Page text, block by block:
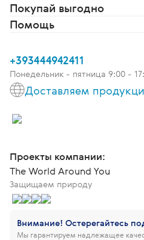
Покупай выгодно
Помощь
+393444942411
Понедельник - пятница 9:00 -
Доставляем
Проекты компании:
The World Around You
Защищаем природу
Внимание! Остерегайтесь
Мы гарантируем надлежащее